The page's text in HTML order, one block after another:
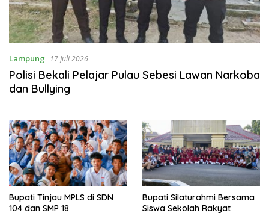
Lampung 17 Juli 2026
Polisi Bekali Pelajar Pulau Sebesi Lawan Narkoba
dan Bullying
Bupati Tinjau MPLS di SDN
104 dan SMP 18
Bupati Silaturahmi Bersama
Siswa Sekolah Rakyat